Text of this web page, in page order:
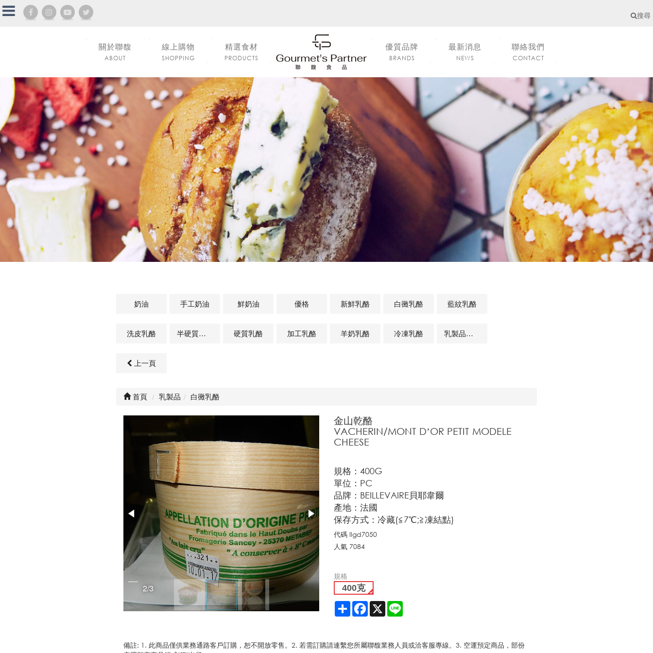
搜尋
關於聯馥
ABOUT
線上購物
SHOPPING
精選食材
PRODUCTS
優質品牌
BRANDS
最新消息
NEWS
聯絡我們
CONTACT
奶油 手工奶油 鮮奶油 優格 新鮮乳酪 白黴乳酪 藍紋乳酪
洗皮乳酪 半硬質乳酪 硬質乳酪 加工乳酪 羊奶乳酪 冷凍乳酪 乳製品及其他相關商品
上一頁
首頁 乳製品 白黴乳酪
3/3
2/3
金山乾酪
VACHERIN/MONT D’OR PETIT MODELE
CHEESE
規格：400G
單位：PC
品牌：BEILLEVAIRE貝耶韋爾
產地：法國
保存方式：冷藏(≦7℃;≧凍結點)
代碼 llgd7050
人氣 7084
規格
400克
Share Facebook
X
備註: 1. 此商品僅供業務通路客戶訂購，恕不開放零售。2. 若需訂購請連繫您所屬聯馥業務人員或洽客服專線。3. 空運預定商品，部份